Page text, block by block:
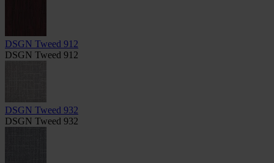
DSGN Tweed 912
DSGN Tweed 912
DSGN Tweed 932
DSGN Tweed 932